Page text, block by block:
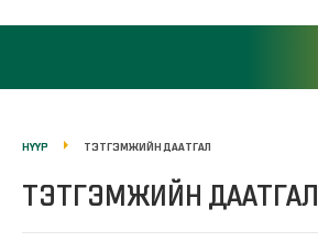
НҮҮР ТЭТГЭМЖИЙН ДААТГАЛ
ТЭТГЭМЖИЙН ДААТГАЛ